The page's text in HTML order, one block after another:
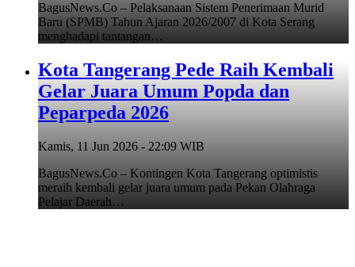
BagusNews.Co – Pelaksanaan Sistem Penerimaan Murid
Baru (SPMB) Tahun Ajaran 2026/2007 di Kota Serang
menghadapi tantangan…
Kota Tangerang Pede Raih Kembali
Gelar Juara Umum Popda dan
Peparpeda 2026
Kamis, 11 Jun 2026 - 22:09 WIB
BagusNews.Co – Kontingen Kota Tangerang optimistis
meraih kembali gelar juara umum pada Pekan Olahraga
Pelajar Daerah…